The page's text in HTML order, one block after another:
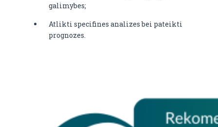
galimybes;
Atlikti specifines analizes bei pateikti
prognozes.